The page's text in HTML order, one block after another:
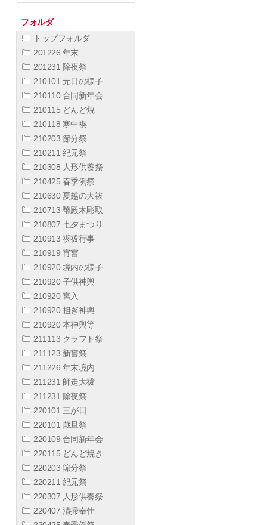
フォルダ
トップフォルダ
201226 年末
201231 除夜祭
210101 元日の様子
210110 合同新年会
210115 どんど焼
210118 寒中禊
210203 節分祭
210211 紀元祭
210308 人形供養祭
210425 春季例祭
210630 夏越の大祓
210713 幣殿木彫取
210807 七夕まつり
210913 禊祓行事
210919 宵宮
210920 境内の様子
210920 子供神輿
210920 宮入
210920 担ぎ神輿
210920 本神輿等
211113 クラフト祭
211123 新嘗祭
211226 年末境内
211231 師走大祓
211231 除夜祭
220101 三が日
220101 歳旦祭
220109 合同新年会
220115 どんど焼き
220203 節分祭
220211 紀元祭
220307 人形供養祭
220407 清掃奉仕